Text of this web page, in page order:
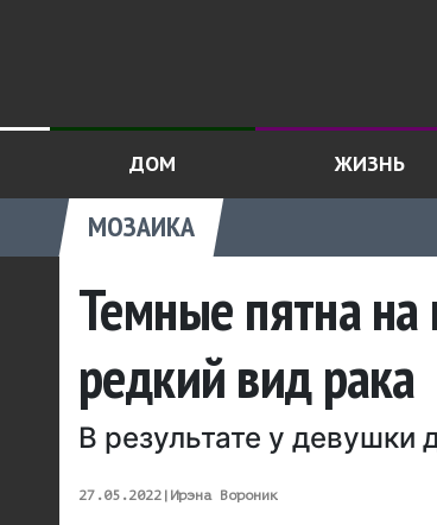
ДОМ ЖИЗНЬ
МОЗАИКА
Темные пятна
редкий вид рака
В результате у девушки
27.05.2022| Ирэна Вороник